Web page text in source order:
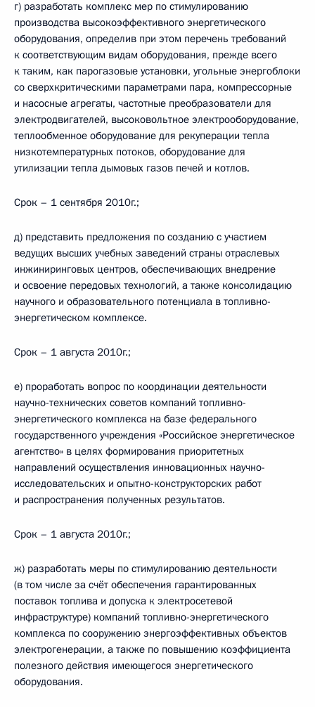
г) разработать комплекс мер по стимулированию
производства высокоэффективного энергетического
оборудования, определив при этом перечень требований
к соответствующим видам оборудования, прежде всего
к таким, как парогазовые установки, угольные энергоблоки
со сверхкритическими параметрами пара, компрессорные
и насосные агрегаты, частотные преобразователи для
электродвигателей, высоковольтное электрооборудование,
теплообменное оборудование для рекуперации тепла
низкотемпературных потоков, оборудование для
утилизации тепла дымовых газов печей и котлов.
Срок – 1 сентября 2010г.;
д) представить предложения по созданию с участием
ведущих высших учебных заведений страны отраслевых
инжиниринговых центров, обеспечивающих внедрение
и освоение передовых технологий, а также консолидацию
научного и образовательного потенциала в топливно-
энергетическом комплексе.
Срок – 1 августа 2010г.;
е) проработать вопрос по координации деятельности
научно-технических советов компаний топливно-
энергетического комплекса на базе федерального
государственного учреждения «Российское энергетическое
агентство» в целях формирования приоритетных
направлений осуществления инновационных научно-
исследовательских и опытно-конструкторских работ
и распространения полученных результатов.
Срок – 1 августа 2010г.;
ж) разработать меры по стимулированию деятельности
(в том числе за счёт обеспечения гарантированных
поставок топлива и допуска к электросетевой
инфраструктуре) компаний топливно-энергетического
комплекса по сооружению энергоэффективных объектов
электрогенерации, а также по повышению коэффициента
полезного действия имеющегося энергетического
оборудования.